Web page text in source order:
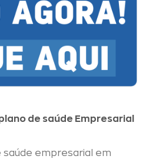
de saúde Empresarial
empresarial em